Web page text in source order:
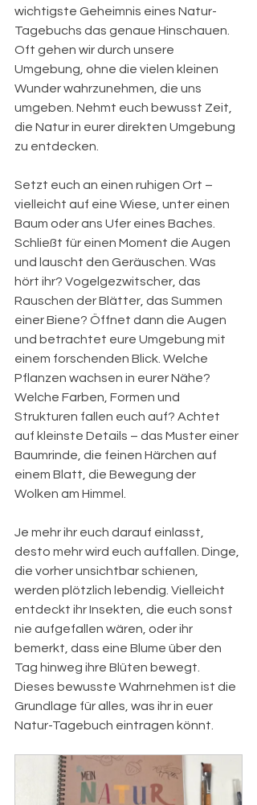
wichtigste Geheimnis eines Natur-
Tagebuchs das genaue Hinschauen.
Oft gehen wir durch unsere
Umgebung, ohne die vielen kleinen
Wunder wahrzunehmen, die uns
umgeben. Nehmt euch bewusst Zeit,
die Natur in eurer direkten Umgebung
zu entdecken.
Setzt euch an einen ruhigen Ort –
vielleicht auf eine Wiese, unter einen
Baum oder ans Ufer eines Baches.
Schließt für einen Moment die Augen
und lauscht den Geräuschen. Was
hört ihr? Vogelgezwitscher, das
Rauschen der Blätter, das Summen
einer Biene? Öffnet dann die Augen
und betrachtet eure Umgebung mit
einem forschenden Blick. Welche
Pflanzen wachsen in eurer Nähe?
Welche Farben, Formen und
Strukturen fallen euch auf? Achtet
auf kleinste Details – das Muster einer
Baumrinde, die feinen Härchen auf
einem Blatt, die Bewegung der
Wolken am Himmel.
Je mehr ihr euch darauf einlasst,
desto mehr wird euch auffallen. Dinge,
die vorher unsichtbar schienen,
werden plötzlich lebendig. Vielleicht
entdeckt ihr Insekten, die euch sonst
nie aufgefallen wären, oder ihr
bemerkt, dass eine Blume über den
Tag hinweg ihre Blüten bewegt.
Dieses bewusste Wahrnehmen ist die
Grundlage für alles, was ihr in euer
Natur-Tagebuch eintragen könnt.